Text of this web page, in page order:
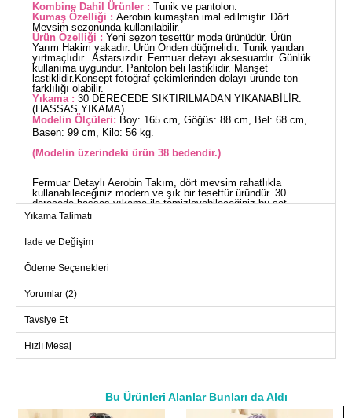
Kombine Dahil Ürünler : Tunik ve pantolon.
Kumaş Özelliği : Aerobin kumaştan imal edilmiştir. Dört
Mevsim sezonunda kullanılabilir.
Ürün Özelliği : Yeni sezon tesettür moda ürünüdür. Ürün
Yarım Hakim yakadır. Ürün Önden düğmelidir. Tunik yandan
yırtmaçlıdır.. Astarsızdır. Fermuar detayı aksesuardır. Günlük
kullanıma uygundur. Pantolon beli lastiklidir. Manşet
lastiklidir.Konsept fotoğraf çekimlerinden dolayı üründe ton
farklılığı olabilir.
Yıkama : 30 DERECEDE SIKTIRILMADAN YIKANABİLİR.
(HASSAS YIKAMA)
Modelin Ölçüleri: Boy: 165 cm, Göğüs: 88 cm, Bel: 68 cm,
Basen: 99 cm, Kilo: 56 kg.
(Modelin üzerindeki ürün 38 bedendir.)
Fermuar Detaylı Aerobin Takım, dört mevsim rahatlıkla
kullanabileceğiniz modern ve şık bir tesettür üründür. 30
derecede hassas yıkama ile temizleyebileceğiniz bu set,
aerobin kumaştan üretilmiştir ve yarı hakim yaka tasarımına
günlük kullanım için idealdir. Pantolon beli ve manşetleri
lastiklidir, bu sayede konforlu bir kullanım sunar. Modelin
üzerindeki ürün 38 bedendir.
Beden
Göğüs
Boy
46
122
110
Yıkama Talimatı
İade ve Değişim
Ödeme Seçenekleri
Yorumlar (2)
Tavsiye Et
Hızlı Mesaj
Bu Ürünleri Alanlar Bunları da Aldı
a>